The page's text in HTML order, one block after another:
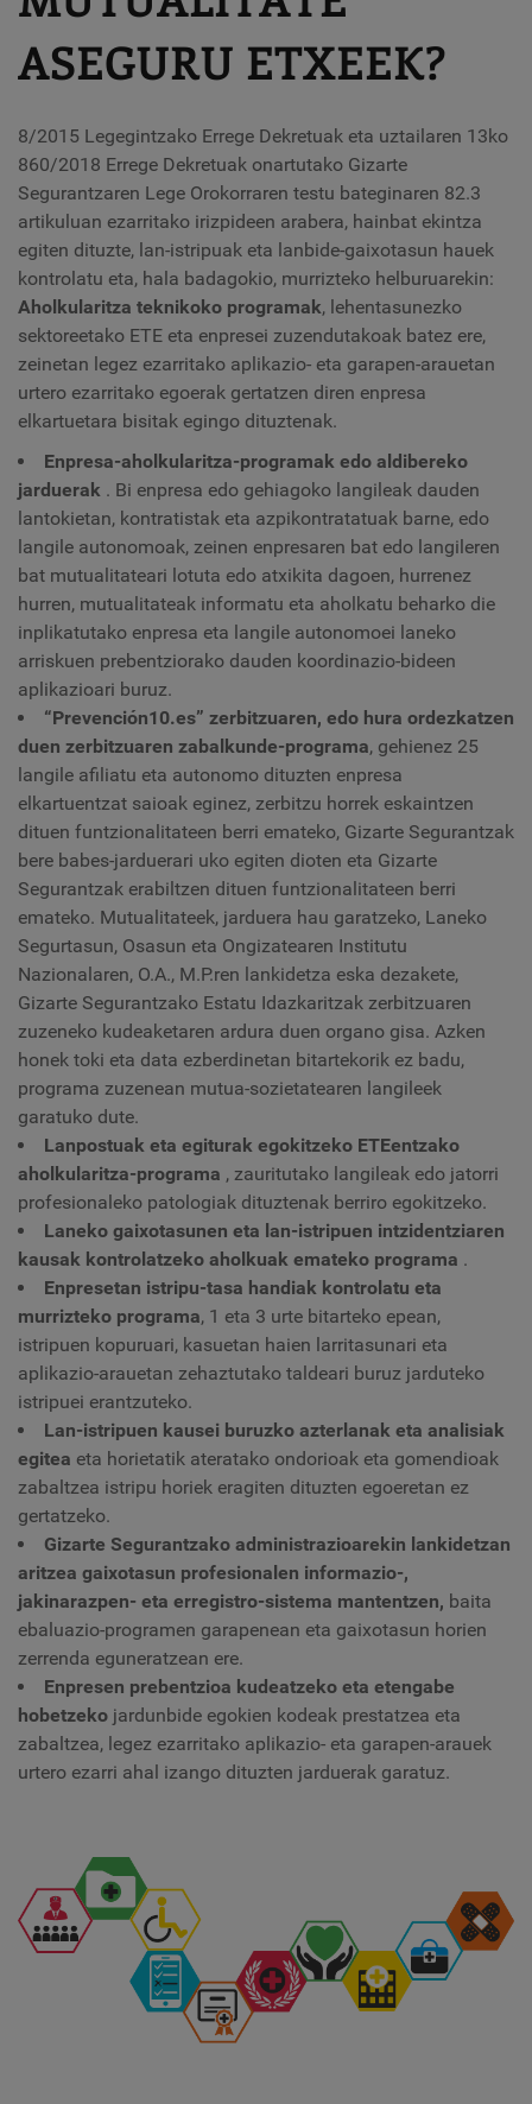
ASEGURU ETXEEK?
8/2015 Legegintzako Errege Dekretuak eta uztailaren 13ko
860/2018 Errege Dekretuak onartutako Gizarte
Segurantzaren Lege Orokorraren testu bateginaren 82.3
artikuluan ezarritako irizpideen arabera, hainbat ekintza
egiten dituzte, lan-istripuak eta lanbide-gaixotasun hauek
kontrolatu eta, hala badagokio, murrizteko helburuarekin:
Aholkularitza teknikoko programak, lehentasunezko
sektoreetako ETE eta enpresei zuzendutakoak batez ere,
zeinetan legez ezarritako aplikazio- eta garapen-arauetan
urtero ezarritako egoerak gertatzen diren enpresa
elkartuetara bisitak egingo dituztenak.
Enpresa-aholkularitza-programak edo aldibereko
jarduerak . Bi enpresa edo gehiagoko langileak dauden
lantokietan, kontratistak eta azpikontratatuak barne, edo
langile autonomoak, zeinen enpresaren bat edo langileren
bat mutualitateari lotuta edo atxikita dagoen, hurrenez
hurren, mutualitateak informatu eta aholkatu beharko die
inplikatutako enpresa eta langile autonomoei laneko
arriskuen prebentziorako dauden koordinazio-bideen
aplikazioari buruz.
“Prevención10.es” zerbitzuaren, edo hura ordezkatzen
duen zerbitzuaren zabalkunde-programa, gehienez 25
langile afiliatu eta autonomo dituzten enpresa
elkartuentzat saioak eginez, zerbitzu horrek eskaintzen
dituen funtzionalitateen berri emateko, Gizarte Segurantzak
bere babes-jarduerari uko egiten dioten eta Gizarte
Segurantzak erabiltzen dituen funtzionalitateen berri
emateko. Mutualitateek, jarduera hau garatzeko, Laneko
Segurtasun, Osasun eta Ongizatearen Institutu
Nazionalaren, O.A., M.P.ren lankidetza eska dezakete,
Gizarte Segurantzako Estatu Idazkaritzak zerbitzuaren
zuzeneko kudeaketaren ardura duen organo gisa. Azken
honek toki eta data ezberdinetan bitartekorik ez badu,
programa zuzenean mutua-sozietatearen langileek
garatuko dute.
Lanpostuak eta egiturak egokitzeko ETEentzako
aholkularitza-programa , zauritutako langileak edo jatorri
profesionaleko patologiak dituztenak berriro egokitzeko.
Laneko gaixotasunen eta lan-istripuen intzidentziaren
kausak kontrolatzeko aholkuak emateko programa .
Enpresetan istripu-tasa handiak kontrolatu eta
murrizteko programa, 1 eta 3 urte bitarteko epean,
istripuen kopuruari, kasuetan haien larritasunari eta
aplikazio-arauetan zehaztutako taldeari buruz jarduteko
istripuei erantzuteko.
Lan-istripuen kausei buruzko azterlanak eta analisiak
egitea eta horietatik ateratako ondorioak eta gomendioak
zabaltzea istripu horiek eragiten dituzten egoeretan ez
gertatzeko.
Gizarte Segurantzako administrazioarekin lankidetzan
aritzea gaixotasun profesionalen informazio-,
jakinarazpen- eta erregistro-sistema mantentzen, baita
ebaluazio-programen garapenean eta gaixotasun horien
zerrenda eguneratzean ere.
Enpresen prebentzioa kudeatzeko eta etengabe
hobetzeko jardunbide egokien kodeak prestatzea eta
zabaltzea, legez ezarritako aplikazio- eta garapen-arauek
urtero ezarri ahal izango dituzten jarduerak garatuz.